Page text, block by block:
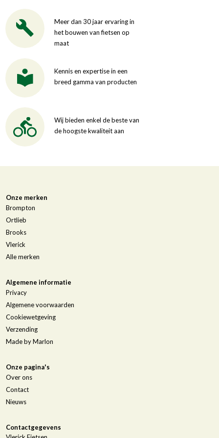
Meer dan 30 jaar ervaring in
het bouwen van fietsen op
maat
Kennis en expertise in een
breed gamma van producten
Wij bieden enkel de beste van
de hoogste kwaliteit aan
Onze merken
Brompton
Ortlieb
Brooks
Vlerick
Alle merken
Algemene informatie
Privacy
Algemene voorwaarden
Cookiewetgeving
Verzending
Made by Marlon
Onze pagina's
Over ons
Contact
Nieuws
Contactgegevens